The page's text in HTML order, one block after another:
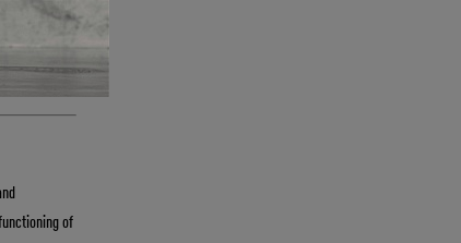
of